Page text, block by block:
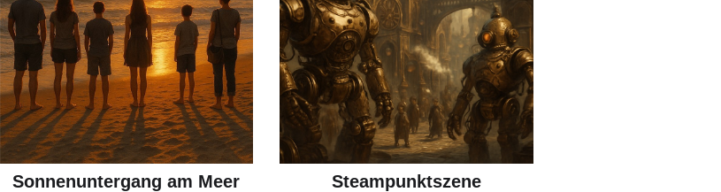
Sonnenuntergang am Meer
Steampunktszene